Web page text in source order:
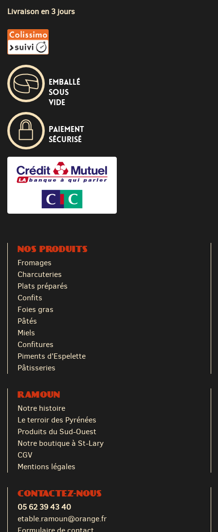
Livraison en 3 jours
Emballé
sous
vide
Paiement
sécurisé
NOS PRODUITS
Fromages
Charcuteries
Plats préparés
Confits
Foies gras
Pâtés
Miels
Confitures
Piments d'Espelette
Pâtisseries
RAMOUN
Notre histoire
Le terroir des Pyrénées
Produits du Sud-Ouest
Notre boutique à St-Lary
CGV
Mentions légales
CONTACTEZ-NOUS
05 62 39 43 40
etable.ramoun@orange.fr